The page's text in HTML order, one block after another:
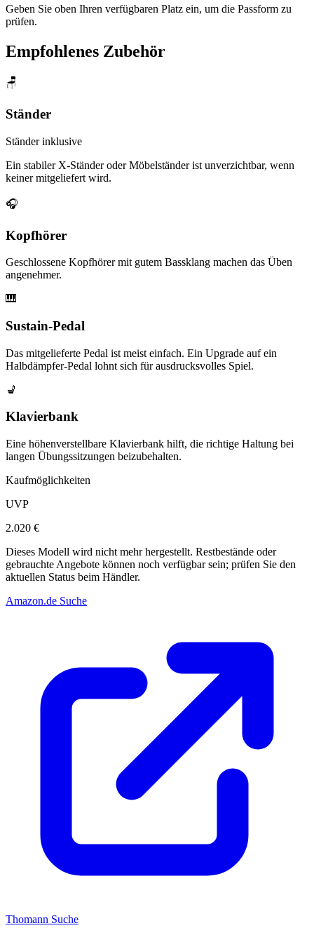
Geben Sie oben Ihren verfügbaren Platz ein, um die Passform zu
prüfen.
Empfohlenes Zubehör
🪑
Ständer
Ständer inklusive
Ein stabiler X-Ständer oder Möbelständer ist unverzichtbar, wenn
keiner mitgeliefert wird.
🎧
Kopfhörer
Geschlossene Kopfhörer mit gutem Bassklang machen das Üben
angenehmer.
🎹
Sustain-Pedal
Das mitgelieferte Pedal ist meist einfach. Ein Upgrade auf ein
Halbdämpfer-Pedal lohnt sich für ausdrucksvolles Spiel.
💺
Klavierbank
Eine höhenverstellbare Klavierbank hilft, die richtige Haltung bei
langen Übungssitzungen beizubehalten.
Kaufmöglichkeiten
UVP
2.020 €
Dieses Modell wird nicht mehr hergestellt. Restbestände oder
gebrauchte Angebote können noch verfügbar sein; prüfen Sie den
aktuellen Status beim Händler.
Amazon.de Suche
Thomann Suche